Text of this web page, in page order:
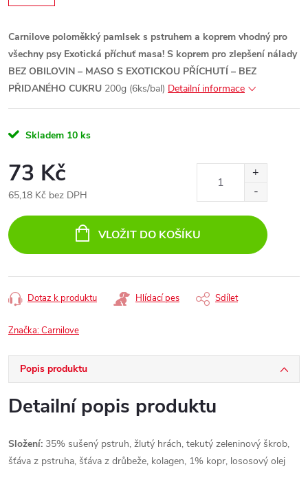
Carnilove poloměkký pamlsek s pstruhem a koprem vhodný pro
všechny psy Exotická příchuť masa! S koprem pro zlepšení nálady
BEZ OBILOVIN – MASO S EXOTICKOU PŘÍCHUTÍ – BEZ
PŘIDANÉHO CUKRU 200g (6ks/bal) Detailní informace
Skladem 10 ks
73 Kč
65,18 Kč bez DPH
cena:
VLOŽIT DO KOŠÍKU
Dotaz k produktu Hlídací pes Sdílet
Značka:Carnilove
Popis produktu
Detailní popis produktu
Složení: 35% sušený pstruh, žlutý hrách, tekutý zeleninový škrob,
šťáva z pstruha, šťáva z drůbeže, kolagen, 1% kopr, lososový olej